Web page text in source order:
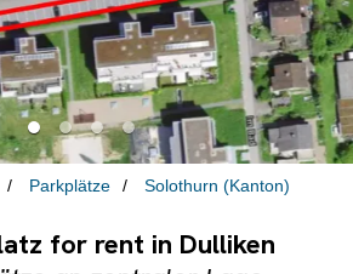
Parkplätze Solothurn (Kanton)
for rent in Dulliken